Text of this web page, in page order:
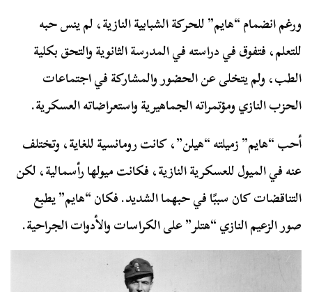
ورغم انضمام “هايم” للحركة الشبابية النازية، لم ينس حبه
للتعلم، فتفوق في دراسته في المدرسة الثانوية والتحق بكلية
الطب، ولم يتخلى عن الحضور والمشاركة في اجتماعات
الحزب النازي ومؤتمراته الجماهيرية واستعراضاته العسكرية.
أحب “هايم” زميلته “هيلن”، كانت رومانسية للغاية، وتختلف
عنه في الميول للعسكرية النازية، فكانت ميولها رأسمالية، لكن
التناقضات كان سببًا في حبهما الشديد. فكان “هايم” يطبع
صور الزعيم النازي “هتلر” على الكراسات والأدوات الجراحية.